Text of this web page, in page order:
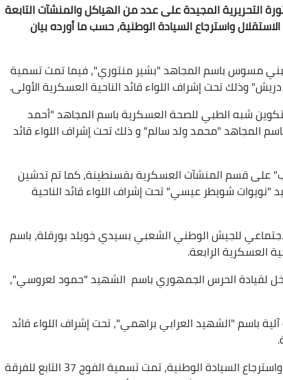
التحريرية المجيدة على عدد من الهياكل والمنشآت التابعة
الوطني، بمناسبة الذكرى الـ 64 لعيد الاستقلال واسترجاع السيادة الوطنية، حسب ما أورده بيان
مسوس باسم المجاهد "بشير منتوري"، فيما تمت تسمية
وذلك تحت إشراف اللواء قائد الناحية العسكرية الأولى.
شبه الطبي للصحة العسكرية باسم المجاهد "أحمد
المجاهد "محمد ولد سالم" و ذلك تحت إشراف اللواء قائد
قسم المنشآت العسكرية بقسنطينة، كما تم تدشين
"نويوات شويطر عيسي" تحت إشراف اللواء قائد الناحية
للجيش الوطني الشعبي بسيدي خويلد بورقلة، باسم
العسكرية الرابعة.
تمت تسمية الفوج 47 الآلي للتدخل لقيادة الحرس الجمهوري باسم الشهيد "حمود لعروسي"،
تسمية كتيبة إسناد باللواء 32 مشاة آلية باسم "الشهيد العرابي براهمي"، تحت إشراف اللواء قائد
ودائما في إطار الاحتفالات المخلدة لعيد الاستقلال واسترجاع السيادة الوطنية، تمت تسمية الفوج 37 التابع للفرقة